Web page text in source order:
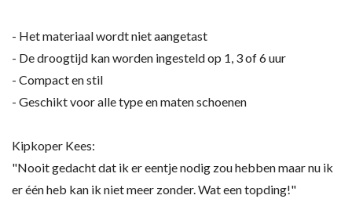
- Het materiaal wordt niet aangetast
- De droogtijd kan worden ingesteld op 1, 3 of 6 uur
- Compact en stil
- Geschikt voor alle type en maten schoenen
Kipkoper Kees:
"Nooit gedacht dat ik er eentje nodig zou hebben maar nu ik
er één heb kan ik niet meer zonder. Wat een topding!"